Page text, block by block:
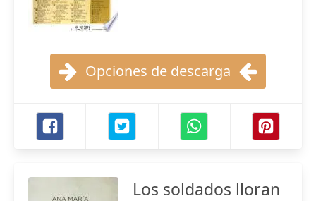
Opciones de descarga
Los soldados lloran